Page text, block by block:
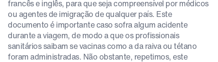
francês e inglês, para que seja compreensível por médicos
ou agentes de imigração de qualquer país. Este
documento é importante caso sofra algum acidente
durante a viagem, de modo a que os profissionais
sanitários saibam se vacinas como a da raiva ou tétano
foram administradas. Não obstante, repetimos, este